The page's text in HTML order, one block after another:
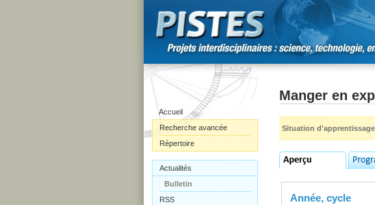
Accueil
Recherche avancée
Répertoire
Actualités
Bulletin
RSS
Manger en
Situation
Année, cycle